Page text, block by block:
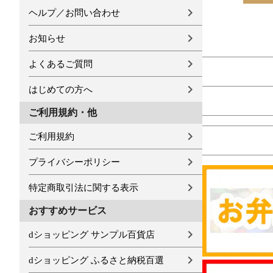
ヘルプ／お問い合わせ
お知らせ
よくあるご質問
はじめての方へ
ご利用規約・他
ご利用規約
プライバシーポリシー
特定商取引法に関する表示
おすすめサービス
dショッピング サンプル百貨店
dショッピング ふるさと納税百選